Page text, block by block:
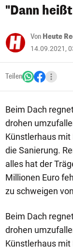
"Dann
Von Heute
14.09.2021,
Teilen
Beim Dach
drohen
Künstlerhaus mit
die Sanierung.
alles hat der
Millionen Euro
zu schweigen
Beim Dach
drohen
Künstlerhaus mit